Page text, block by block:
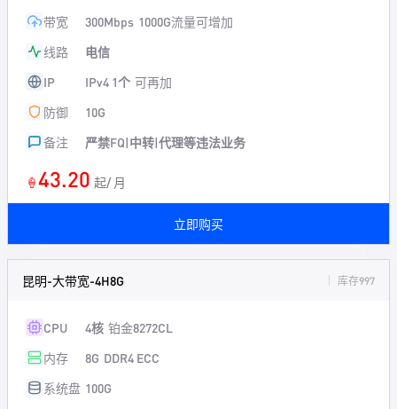
带宽
300Mbps 1000G流量可增加
线路
电信
IP
IPv4 1个 可再加
防御
10G
备注
严禁FQ|中转|代理等违法业务
🍦43.20 起/ 月
立即购买
昆明-大带宽-4H8G 库存997
CPU 4核 铂金8272CL
内存
8G DDR4 ECC
系统盘 100G